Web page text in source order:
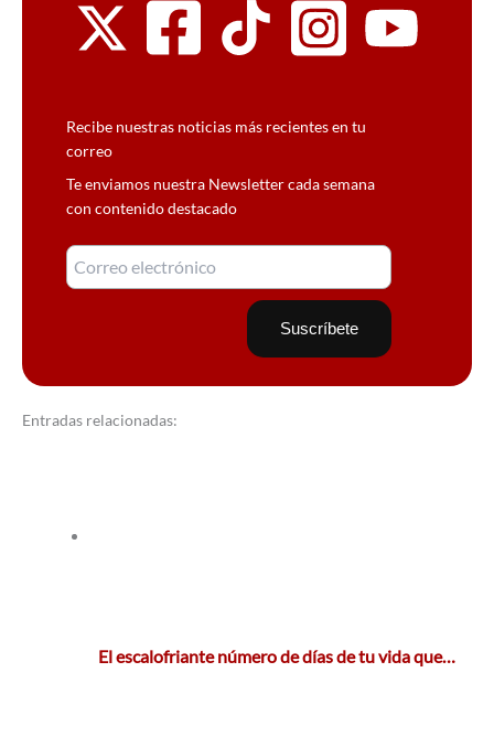
Recibe nuestras noticias más recientes en tu
correo
Te enviamos nuestra Newsletter cada semana
con contenido destacado
Entradas relacionadas:
El escalofriante número de días de tu vida que…